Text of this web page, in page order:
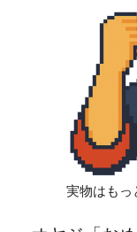
実物はもっ